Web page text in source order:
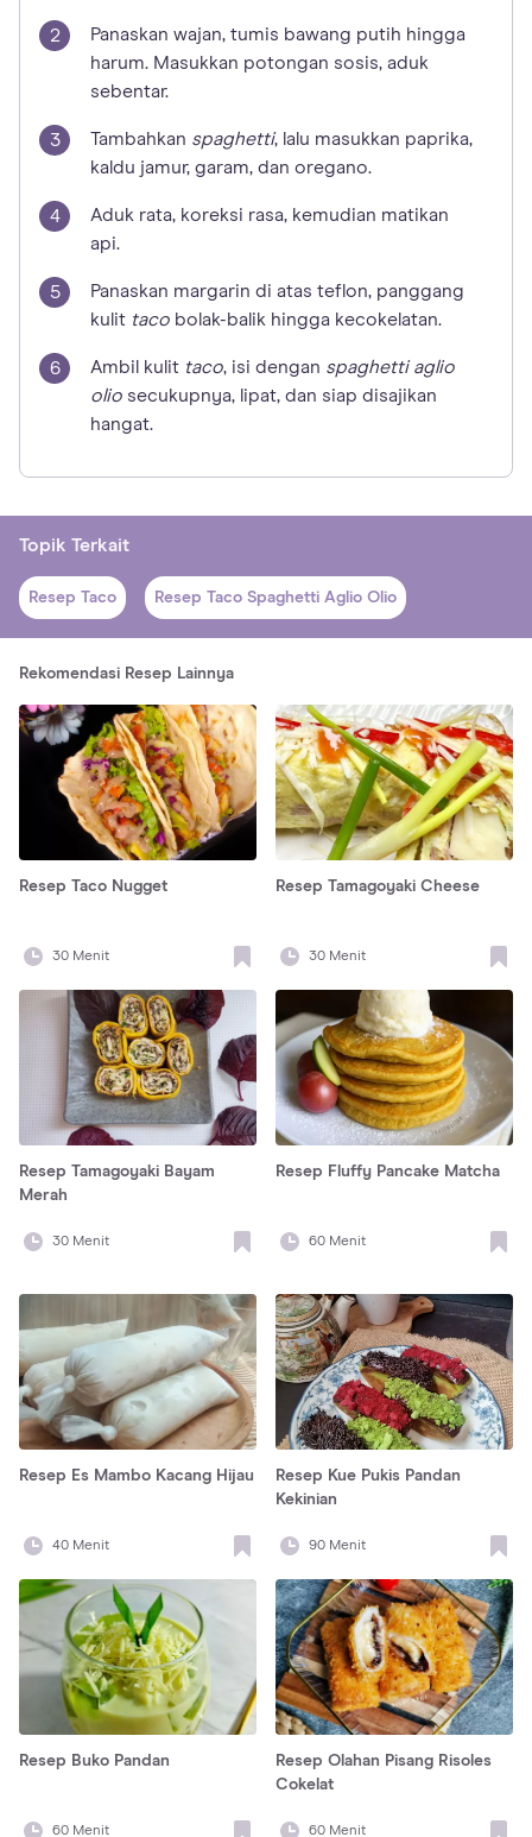
Panaskan wajan, tumis bawang putih hingga
harum. Masukkan potongan sosis, aduk
sebentar.
Tambahkan spaghetti, lalu masukkan paprika,
kaldu jamur, garam, dan oregano.
Aduk rata, koreksi rasa, kemudian matikan
api.
Panaskan margarin di atas teflon, panggang
kulit taco bolak-balik hingga kecokelatan.
Ambil kulit taco, isi dengan spaghetti aglio
olio secukupnya, lipat, dan siap disajikan
hangat.
Topik Terkait
Resep Taco Resep Taco Spaghetti Aglio Olio
Rekomendasi Resep Lainnya
Resep Taco Nugget
30 Menit
Resep Tamagoyaki Cheese
30 Menit
Resep Tamagoyaki Bayam
Merah
30 Menit
Resep Fluffy Pancake Matcha
60 Menit
Resep Es Mambo Kacang Hijau
40 Menit
Resep Kue Pukis Pandan
Kekinian
90 Menit
Resep Buko Pandan
60 Menit
Resep Olahan Pisang Risoles
Cokelat
60 Menit